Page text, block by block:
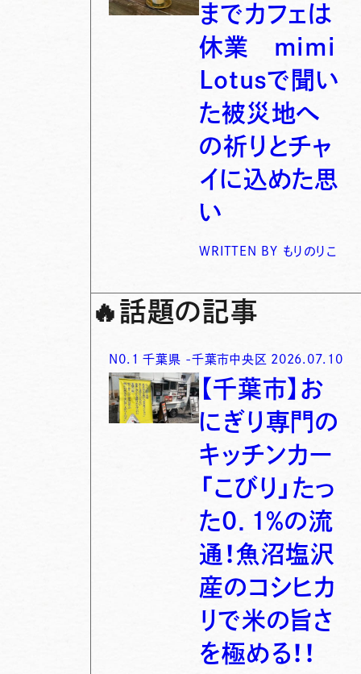
までカフェは
休業 mimi
Lotusで聞い
た被災地へ
の祈りとチャ
イに込めた思
い
WRITTEN BY もりのりこ
🔥 話題の記事
N0. 1 千葉県 -千葉市中央区 2026.07.10
【千葉市】お
にぎり専門の
キッチンカー
「こびり」たっ
た0．1％の流
通！魚沼塩沢
産のコシヒカ
リで米の旨さ
を極める！！